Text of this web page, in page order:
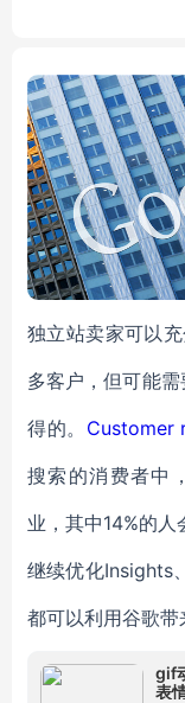
独立站卖家可以
多客户，但可能
得的。 Customer
搜索的消费者中
业，其中14%的人
继续优化Insights
都可以利用谷歌带
gif
表